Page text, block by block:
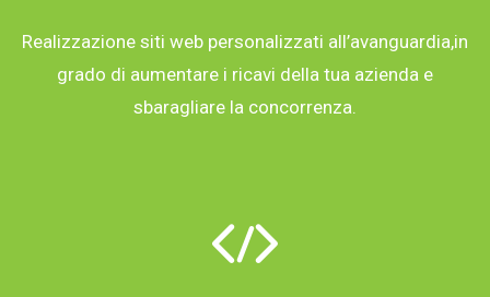
Realizzazione siti web personalizzati all’avanguardia,in
grado di aumentare i ricavi della tua azienda e
sbaragliare la concorrenza.